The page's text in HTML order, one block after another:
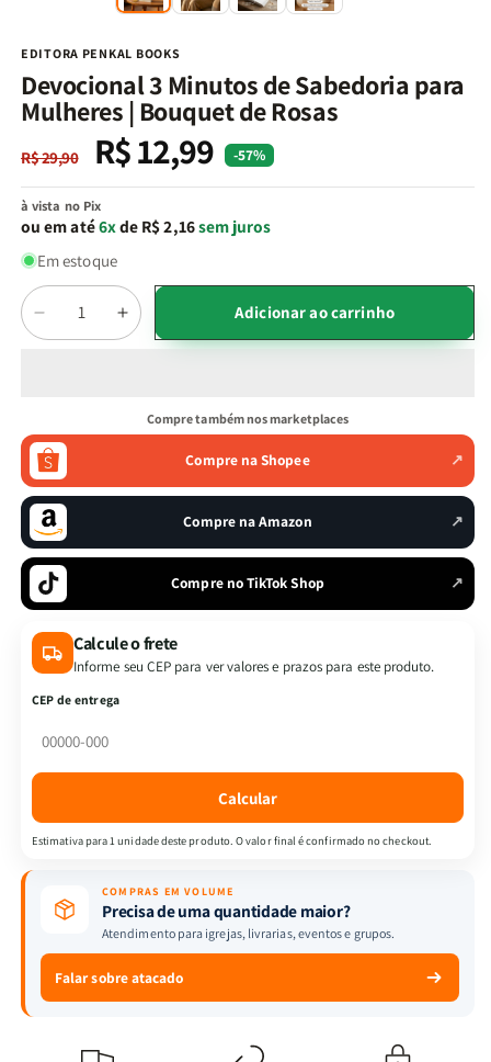
EDITORA PENKAL BOOKS
Devocional 3 Minutos de Sabedoria para
Mulheres | Bouquet de Rosas
Preço
normal
R$ 29,90
Preço
promocional
R$ 12,99 -57%
à vista no Pix
ou em até6xde R$ 2,16sem juros
Em estoque
Quantidade
Diminuir
a
3
Minutos
de
Sabedoria
para
Mulheres
|
Bouquet
Rosas
Aumentar
a
Devocional
3
Minutos
de
Mulheres
Rosas
Adicionar ao carrinho
Compre também nos marketplaces
Compre na Shopee ↗
Compre na Amazon ↗
Compre no TikTok Shop ↗
Calcule o frete
Informe seu CEP para ver valores e prazos para este produto.
CEP de entrega
Calcular
Estimativa para 1 unidade deste produto. O valor final é confirmado no checkout.
COMPRAS EM VOLUME
Precisa de uma quantidade maior?
Atendimento para igrejas, livrarias, eventos e grupos.
Falar sobre atacado